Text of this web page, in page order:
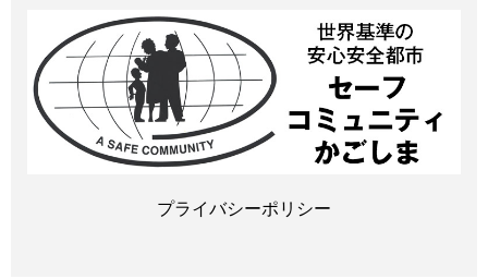
プライバシーポリシー